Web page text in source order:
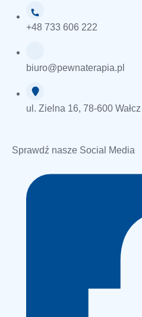
+48 733 606 222
biuro@pewnaterapia.pl
ul. Zielna 16, 78-600 Wałcz
Sprawdź nasze Social Media